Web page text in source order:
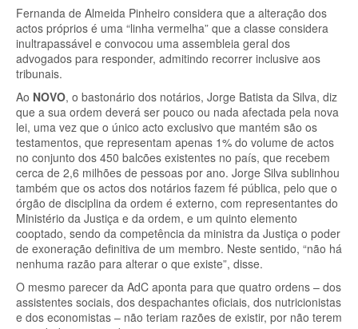
Fernanda de Almeida Pinheiro considera que a alteração dos
actos próprios é uma “linha vermelha” que a classe considera
inultrapassável e convocou uma assembleia geral dos
advogados para responder, admitindo recorrer inclusive aos
tribunais.
Ao NOVO, o bastonário dos notários, Jorge Batista da Silva, diz
que a sua ordem deverá ser pouco ou nada afectada pela nova
lei, uma vez que o único acto exclusivo que mantém são os
testamentos, que representam apenas 1% do volume de actos
no conjunto dos 450 balcões existentes no país, que recebem
cerca de 2,6 milhões de pessoas por ano. Jorge Silva sublinhou
também que os actos dos notários fazem fé pública, pelo que o
órgão de disciplina da ordem é externo, com representantes do
Ministério da Justiça e da ordem, e um quinto elemento
cooptado, sendo da competência da ministra da Justiça o poder
de exoneração definitiva de um membro. Neste sentido, “não há
nenhuma razão para alterar o que existe”, disse.
O mesmo parecer da AdC aponta para que quatro ordens – dos
assistentes sociais, dos despachantes oficiais, dos nutricionistas
e dos economistas – não teriam razões de existir, por não terem